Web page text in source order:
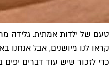
טעם של ילדות אמתית. גלידה
קראו לנו מיושנים, אבל
כדי לזכור שיש עוד דברים יפים בחיים האלו. והנה 5